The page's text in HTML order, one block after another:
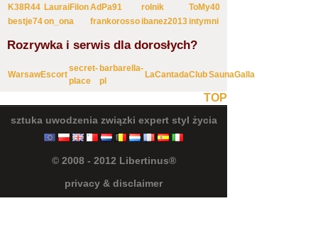
K38R44 LauraiFilonAdPa91 rolnik
ToMy40
bestje74on_ona frankorossoibanez2013intymni
Rozrywka i serwis dla dorosłych?
WarsawEscort
secret-
place
barbarella-
pl
LaCantadaClubSaunaGalla
TOP
sztuka uwodzenia związki expert styl życia
© 2008 - 2012 Libertinus®
privacy & disclaimer